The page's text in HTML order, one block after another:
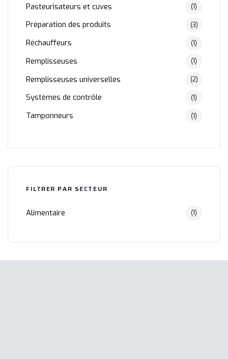
Pasteurisateurs et cuves (1)
Preparation des produits (3)
Réchauffeurs (1)
Remplisseuses (1)
Remplisseuses universelles (2)
Systèmes de contrôle (1)
Tamponneurs (1)
FILTRER PAR SECTEUR
Alimentaire (1)